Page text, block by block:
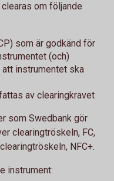
om följande
som är godkänd för
(och)
instrumentet ska
av clearingkravet
som Swedbank gör
clearingtröskeln, FC,
NFC+.
instrument: